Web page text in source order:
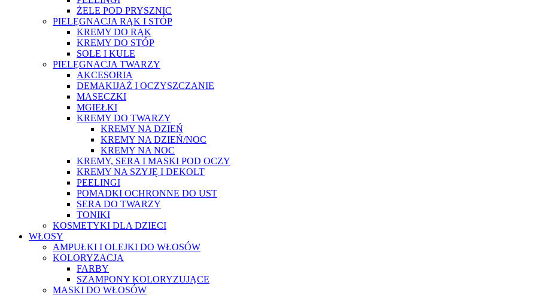
ŻELE POD PRYSZNIC
PIELĘGNACJA RĄK I STÓP
KREMY DO RĄK
KREMY DO STÓP
SOLE I KULE
PIELĘGNACJA TWARZY
AKCESORIA
DEMAKIJAŻ I OCZYSZCZANIE
MASECZKI
MGIEŁKI
KREMY DO TWARZY
KREMY NA DZIEŃ
KREMY NA DZIEŃ/NOC
KREMY NA NOC
KREMY, SERA I MASKI POD OCZY
KREMY NA SZYJĘ I DEKOLT
PEELINGI
POMADKI OCHRONNE DO UST
SERA DO TWARZY
TONIKI
KOSMETYKI DLA DZIECI
WŁOSY
AMPUŁKI I OLEJKI DO WŁOSÓW
KOLORYZACJA
FARBY
SZAMPONY KOLORYZUJĄCE
MASKI DO WŁOSÓW